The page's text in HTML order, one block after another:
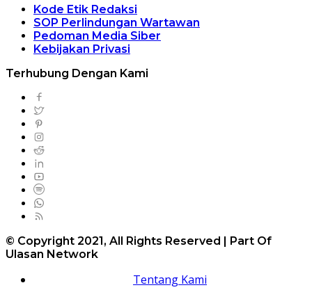
Kode Etik Redaksi
SOP Perlindungan Wartawan
Pedoman Media Siber
Kebijakan Privasi
Terhubung Dengan Kami
© Copyright 2021, All Rights Reserved | Part Of
Ulasan Network
Tentang Kami